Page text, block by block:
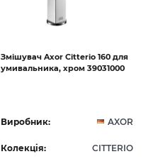
Змішувач Axor Citterio 160 для
умивальника, хром 39031000
Виробник: AXOR
Колекція: CITTERIO